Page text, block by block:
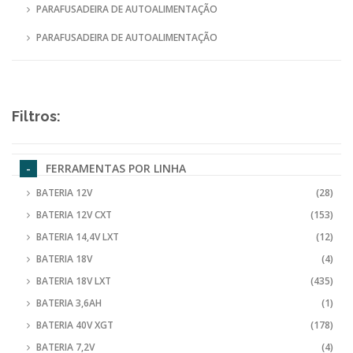
PARAFUSADEIRA DE AUTOALIMENTAÇÃO
PARAFUSADEIRA DE AUTOALIMENTAÇÃO
Filtros:
FERRAMENTAS POR LINHA
BATERIA 12V
(28)
BATERIA 12V CXT
(153)
BATERIA 14,4V LXT
(12)
BATERIA 18V
(4)
BATERIA 18V LXT
(435)
BATERIA 3,6AH
(1)
BATERIA 40V XGT
(178)
BATERIA 7,2V
(4)